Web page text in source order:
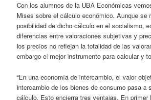
Con los alumnos de la UBA Económicas
Mises sobre el cálculo económico. Aunque se
posibilidad de dicho cálculo en el socialismo,
diferencias entre valoraciones subjetivas y
los precios no reflejan la totalidad de las
embargo el mejor instrumento para calcular y
“En una economía de intercambio, el valor
intercambio de los bienes de consumo pasa a
cálculo. Esto encierra tres ventajas. En primer